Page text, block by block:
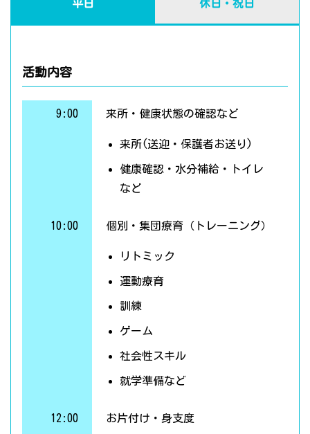
平日 休日・祝日
活動内容
9:00 来所・健康状態の確認など
来所(送迎・保護者お送り)
健康確認・水分補給・トイレ
など
10:00 個別・集団療育（トレーニング）
リトミック
運動療育
訓練
ゲーム
社会性スキル
就学準備など
12:00 お片付け・身支度